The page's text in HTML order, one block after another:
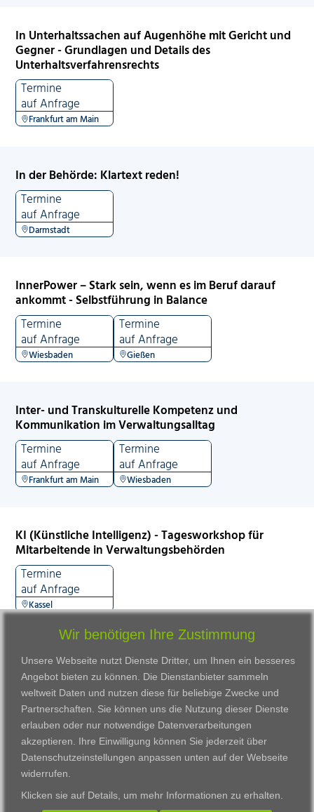
In Unterhaltssachen auf Augenhöhe mit Gericht und
Gegner - Grundlagen und Details des
Unterhaltsverfahrensrechts
Termine
auf Anfrage
Frankfurt am Main
In der Behörde: Klartext reden!
Termine
auf Anfrage
Darmstadt
InnerPower – Stark sein, wenn es im Beruf darauf
ankommt - Selbstführung in Balance
Termine
auf Anfrage
Wiesbaden
Termine
auf Anfrage
Gießen
Inter- und Transkulturelle Kompetenz und
Kommunikation im Verwaltungsalltag
Termine
auf Anfrage
Frankfurt am Main
Termine
auf Anfrage
Wiesbaden
KI (Künstliche Intelligenz) - Tagesworkshop für
Mitarbeitende in Verwaltungsbehörden
Termine
auf Anfrage
Kassel
VWAK
Karriere
Links
Standorte
Darmstadt
Gießen
Bildungsangebot
Ausbildung
Wir benötigen Ihre Zustimmung
Unsere Webseite nutzt Dienste Dritter, um Ihnen ein besseres
Angebot bieten zu können. Die Dienstanbieter sammeln
weltweit Daten und nutzen diese für beliebige Zwecke und
Partnerschaften. Sie können uns die Nutzung dieser Dienste
erlauben oder nur notwendige Datenverarbeitungen
akzeptieren. Ihre Einwilligung können Sie jederzeit über
Datenschutzeinstellungen anpassen unten auf der Webseite
widerrufen.
Klicken sie auf Details, um mehr Informationen zu erhalten.